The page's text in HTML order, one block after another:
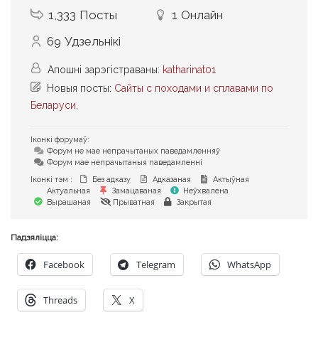
1,333 Посты 1 Онлайн
69 Удзельнікі
Апошні зарэгістраваны: katharinat01
Новыя посты: Сайты с походами и сплавами по
Беларуси,
Іконкі форумаў:
Форум не мае непрачытаных паведамленняў
Форум мае непрачытаныя паведамленні
Іконкі тэм :
Без адказу Адказаная
Актыўная
Актуальная
Замацаваная
Неўхвалена
Вырашаная
Прыватная Закрытая
Падзяліцца:
Facebook Telegram WhatsApp
Threads X